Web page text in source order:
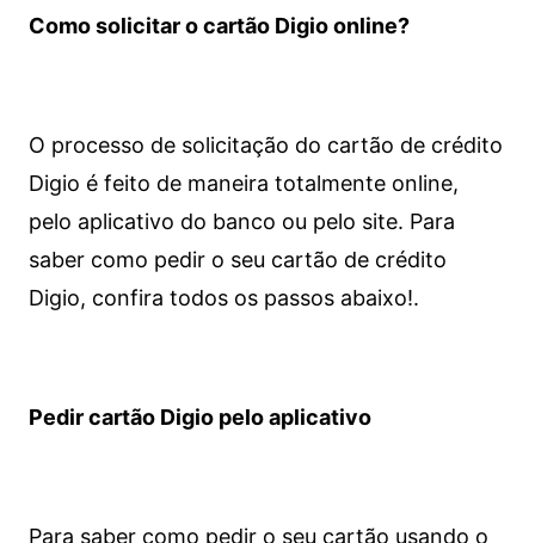
Como solicitar o cartão Digio online?
O processo de solicitação do cartão de crédito
Digio é feito de maneira totalmente online,
pelo aplicativo do banco ou pelo site. Para
saber como pedir o seu cartão de crédito
Digio, confira todos os passos abaixo!.
Pedir cartão Digio pelo aplicativo
Para saber como pedir o seu cartão usando o